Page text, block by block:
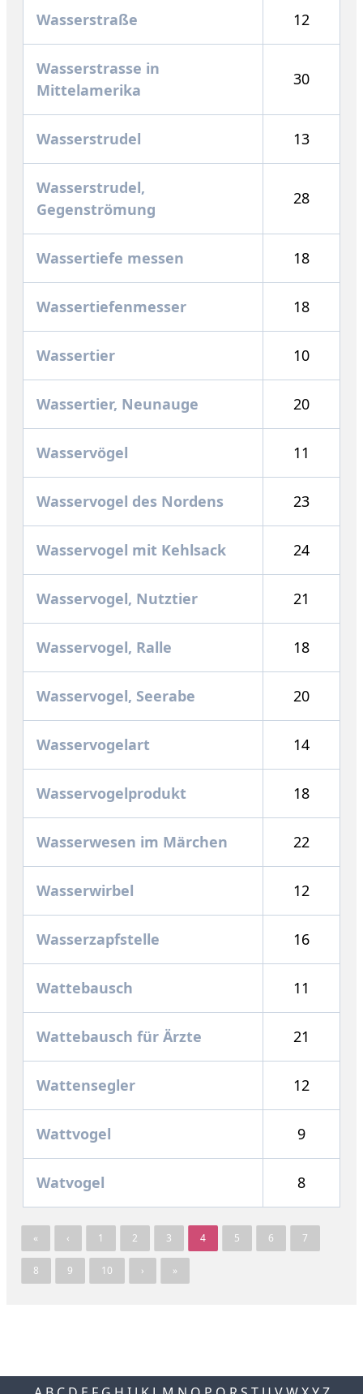
Wasserstraße 12
Wasserstrasse in
Mittelamerika
30
Wasserstrudel 13
Wasserstrudel,
Gegenströmung
28
Wassertiefe messen 18
Wassertiefenmesser 18
Wassertier 10
Wassertier, Neunauge 20
Wasservögel 11
Wasservogel des Nordens 23
Wasservogel mit Kehlsack 24
Wasservogel, Nutztier 21
Wasservogel, Ralle 18
Wasservogel, Seerabe 20
Wasservogelart 14
Wasservogelprodukt 18
Wasserwesen im Märchen 22
Wasserwirbel 12
Wasserzapfstelle 16
Wattebausch 11
Wattebausch für Ärzte 21
Wattensegler 12
Wattvogel 9
Watvogel 8
« ‹ 1 2 3 4 5 6 7
8 9 10 › »